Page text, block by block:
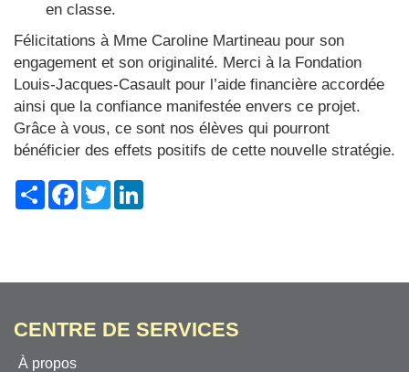
en classe.
Félicitations à Mme Caroline Martineau pour son
engagement et son originalité. Merci à la Fondation
Louis-Jacques-Casault pour l’aide financière accordée
ainsi que la confiance manifestée envers ce projet.
Grâce à vous, ce sont nos élèves qui pourront
bénéficier des effets positifs de cette nouvelle stratégie.
ShareFacebook
Twitter
CENTRE DE SERVICES
À propos